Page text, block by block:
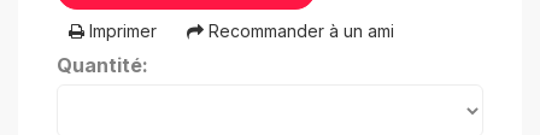
Imprimer Recommander à un ami
Quantité: